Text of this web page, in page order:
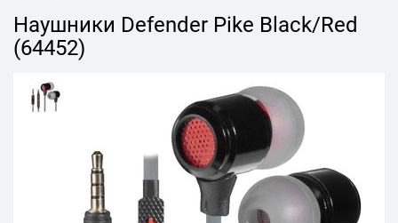
Наушники Defender Pike Black/Red
(64452)